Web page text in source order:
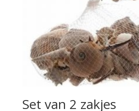
Set van 2 zakjes